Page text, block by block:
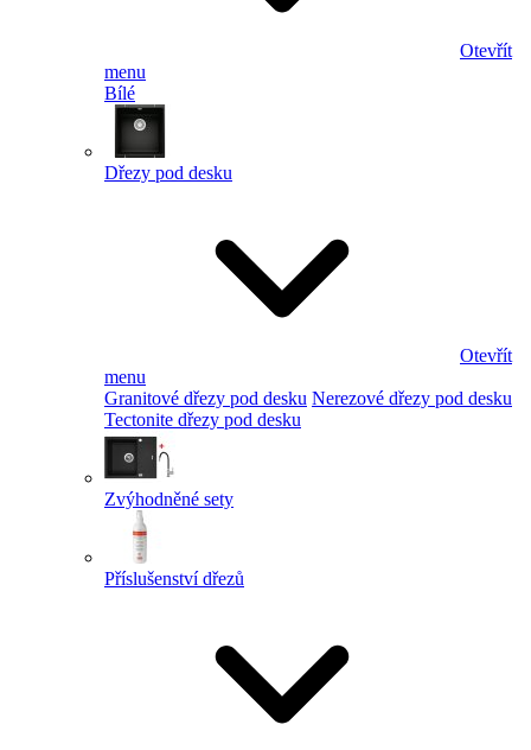
Otevřít
menu
Bílé
Dřezy pod desku
Otevřít
menu
Granitové dřezy pod desku Nerezové dřezy pod desku
Tectonite dřezy pod desku
Zvýhodněné sety
Příslušenství dřezů